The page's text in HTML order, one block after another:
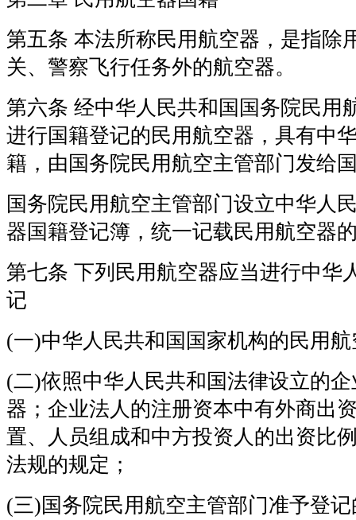
第五条 本法所称民用航空器，是指除
关、警察飞行任务外的航空器。
第六条 经中华人民共和国国务院民用
进行国籍登记的民用航空器，具有中
籍，由国务院民用航空主管部门发给
国务院民用航空主管部门设立中华人
器国籍登记簿，统一记载民用航空器
第七条 下列民用航空器应当进行中华
记
(一)中华人民共和国国家机构的民用
(二)依照中华人民共和国法律设立的
器；企业法人的注册资本中有外商出
置、人员组成和中方投资人的出资比
法规的规定；
(三)国务院民用航空主管部门准予登